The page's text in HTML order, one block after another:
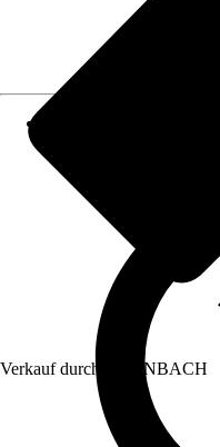
Verkauf durch: HORNBACH